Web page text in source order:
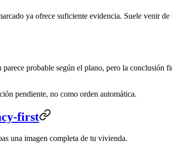
ya ofrece suficiente evidencia. Suele venir
parece probable según el plano, pero la
pendiente, no como orden automática.
first
una imagen completa de tu vivienda.